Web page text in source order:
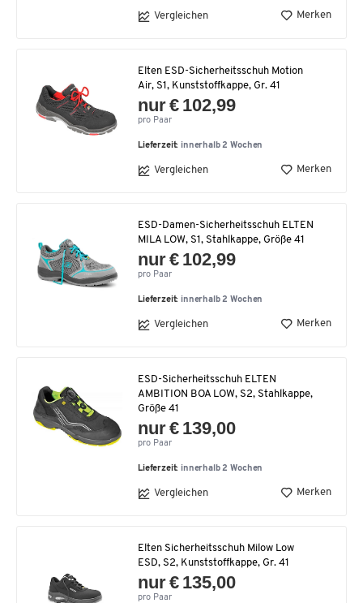
Vergleichen Merken
Elten ESD-Sicherheitsschuh Motion
Air, S1, Kunststoffkappe, Gr. 41
nur € 102,99
pro Paar
Lieferzeit: innerhalb 2 Wochen
Vergleichen Merken
ESD-Damen-Sicherheitsschuh ELTEN
MILA LOW, S1, Stahlkappe, Größe 41
nur € 102,99
pro Paar
Lieferzeit: innerhalb 2 Wochen
Vergleichen Merken
ESD-Sicherheitsschuh ELTEN
AMBITION BOA LOW, S2, Stahlkappe,
Größe 41
nur € 139,00
pro Paar
Lieferzeit: innerhalb 2 Wochen
Vergleichen Merken
Elten Sicherheitsschuh Milow Low
ESD, S2, Kunststoffkappe, Gr. 41
nur € 135,00
pro Paar